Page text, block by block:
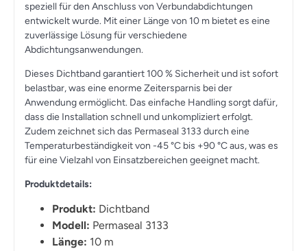
speziell für den Anschluss von Verbundabdichtungen
entwickelt wurde. Mit einer Länge von 10 m bietet es eine
zuverlässige Lösung für verschiedene
Abdichtungsanwendungen.
Dieses Dichtband garantiert 100 % Sicherheit und ist sofort
belastbar, was eine enorme Zeitersparnis bei der
Anwendung ermöglicht. Das einfache Handling sorgt dafür,
dass die Installation schnell und unkompliziert erfolgt.
Zudem zeichnet sich das Permaseal 3133 durch eine
Temperaturbeständigkeit von -45 °C bis +90 °C aus, was es
für eine Vielzahl von Einsatzbereichen geeignet macht.
Produktdetails:
Produkt: Dichtband
Modell: Permaseal 3133
Länge: 10 m